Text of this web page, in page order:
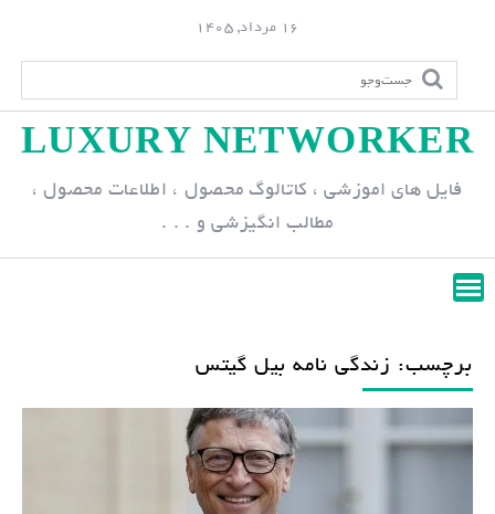
p
n
16 مرداد, 1405
LUXURY NETWORKER
فایل های اموزشی ، کاتالوگ محصول ، اطلاعات محصول ،
مطالب انگیزشی و . . .
برچسب: زندگی نامه بیل گیتس